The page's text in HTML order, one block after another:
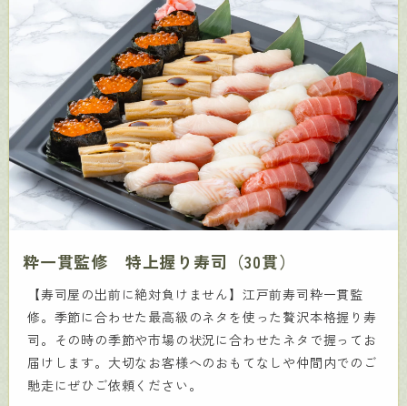
粋一貫監修 特上握り寿司（30貫）
【寿司屋の出前に絶対負けません】江戸前寿司粋一貫監
修。季節に合わせた最高級のネタを使った贅沢本格握り寿
司。その時の季節や市場の状況に合わせたネタで握ってお
届けします。大切なお客様へのおもてなしや仲間内でのご
馳走にぜひご依頼ください。